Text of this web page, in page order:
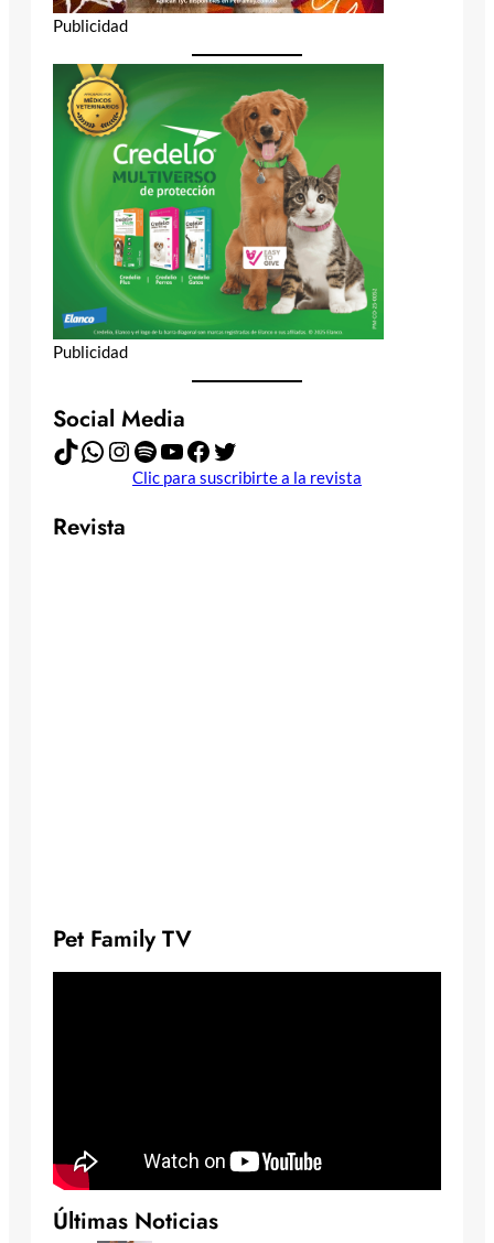
Publicidad
Publicidad
Social Media
TikTok WhatsApp Instagram Spotify YouTube Facebook Twitter
Clic para suscribirte a la revista
Revista
Pet Family TV
Últimas Noticias